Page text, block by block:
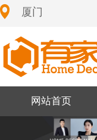
厦门
网站首页